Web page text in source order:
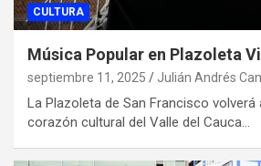
CULTURA
Música Popular en Plazoleta
septiembre 11, 2025 Julián Andrés
La Plazoleta de San Francisco volverá
corazón cultural del Valle del Cauca…